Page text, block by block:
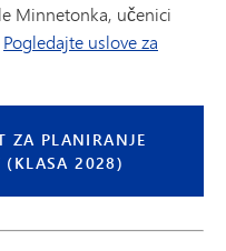
Minnetonka, učenici
Pogledajte uslove za
ZA PLANIRANJE
(KLASA 2028)